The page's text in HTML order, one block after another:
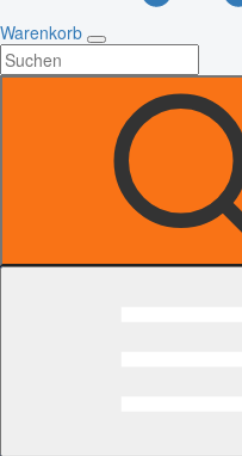
Warenkorb